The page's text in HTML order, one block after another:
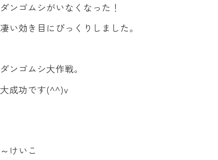
ダンゴムシがいなくなった！
凄い効き目にびっくりしました。
ダンゴムシ大作戦。
大成功です(^^)v
～けいこ